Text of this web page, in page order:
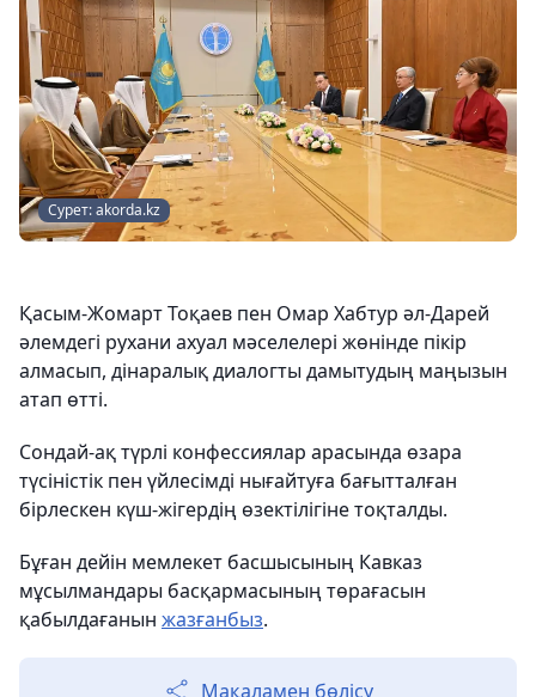
Сурет: akorda.kz
Қасым-Жомарт Тоқаев пен Омар Хабтур әл-Дарей
әлемдегі рухани ахуал мәселелері жөнінде пікір
алмасып, дінаралық диалогты дамытудың маңызын
атап өтті.
Сондай-ақ түрлі конфессиялар арасында өзара
түсіністік пен үйлесімді нығайтуға бағытталған
бірлескен күш-жігердің өзектілігіне тоқталды.
Бұған дейін мемлекет басшысының Кавказ
мұсылмандары басқармасының төрағасын
қабылдағанын жазғанбыз.
Мақаламен бөлісу